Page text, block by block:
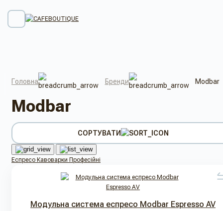
Головна Бренди Modbar
Modbar
СОРТУВАТИ
Еспресо Кавоварки Професійні
Модульна система еспресо Modbar Espresso AV